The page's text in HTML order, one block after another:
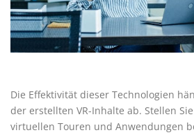
Die Effektivität dieser Technologien
der erstellten VR-Inhalte ab. Stellen
virtuellen Touren und Anwendungen